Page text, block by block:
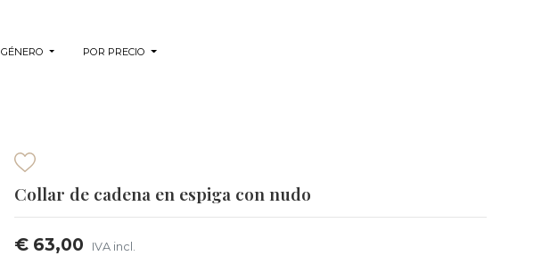
GÉNERO POR PRECIO
Collar de cadena en espiga con nudo
€ 63,00 IVA incl.